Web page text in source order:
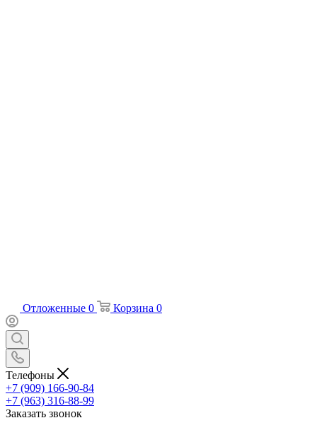
Отложенные 0 Корзина 0
Телефоны
+7 (909) 166-90-84
+7 (963) 316-88-99
Заказать звонок